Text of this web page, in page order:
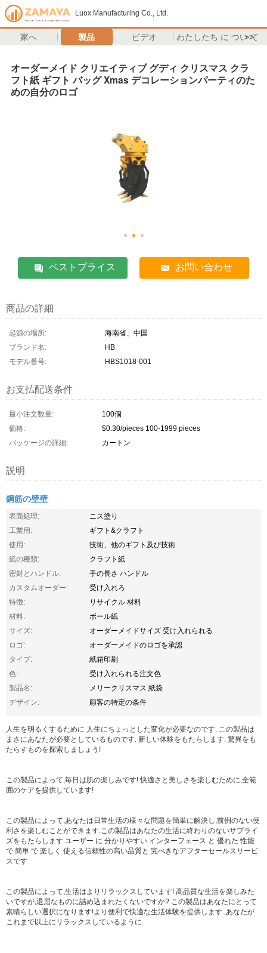
Luox Manufacturing Co., Ltd.
家へ 製品 ビデオ わたしたち に つい て
>>
オーダーメイド クリエイティブ グディ クリスマス クラ
フト紙 ギフト バッグ Xmas デコレーションパーティのた
めの自分のロゴ
ベストプライス お問い合わせ
商品の詳細
起源の場所:
海南省、中国
ブランド名:
HB
モデル番号:
HBS1018-001
お支払配送条件
最小注文数量:
100個
価格:
$0.30/pieces 100-1999 pieces
パッケージの詳細:
カートン
説明
鋼筋の壁壁
表面処理:
ニス塗り
工業用:
ギフト&クラフト
使用:
技術、他のギフト及び技術
紙の種類:
クラフト紙
密封とハンドル:
手の長さ ハンドル
カスタムオーダー:
受け入れろ
特徴:
リサイクル 材料
材料:
ボール紙
サイズ:
オーダーメイドサイズ 受け入れられる
ロゴ:
オーダーメイドのロゴを承認
タイプ:
紙箱印刷
色:
受け入れられる注文色
製品名:
メリークリスマス 紙袋
デザイン:
顧客の特定の条件
人生を明るくするために 人生にちょっとした変化が必要なのです. この製品は
まさにあなたが必要としているものです. 新しい体験をもたらします. 驚異をも
たらすものを探索しましょう!
この製品によって,毎日は肌の楽しみです! 快適さと美しさを楽しむために,全範
囲のケアを提供しています!
この製品によって,あなたは日常生活の様々な問題を簡単に解決し,前例のない便
利さを楽しむことができます.この製品はあなたの生活に終わりのないサプライ
ズをもたらします.ユーザー に 分かりやすい インターフェース と 優れた 性能
で 簡単 で 楽しく 使える信頼性の高い品質と 完ぺきなアフターセールスサービ
スです
この製品によって,生活はよりリラックスしています! 高品質な生活を楽しみた
いですが,退屈なものに詰め込まれたくないですか? この製品はあなたにとって
素晴らしい選択になります!より便利で快適な生活体験を提供します.,あなたが
これまで以上にリラックスしているように.